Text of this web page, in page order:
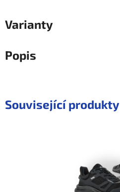
Varianty
Popis
Související produkty